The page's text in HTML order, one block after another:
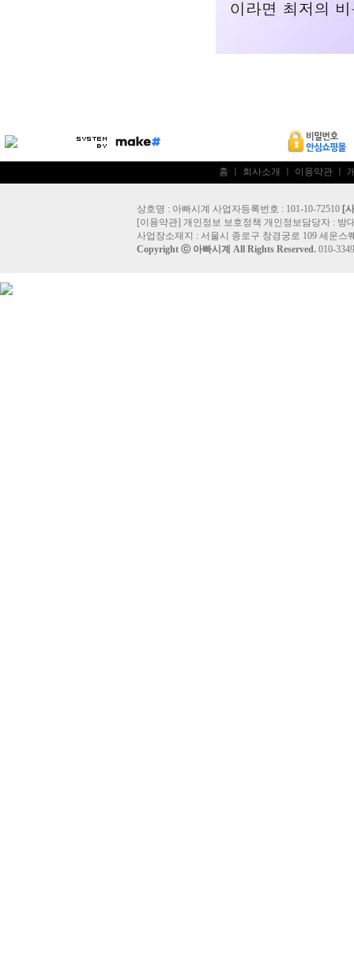
홈 회사소개 이용약관
상호명 : 아빠시계 사업자등록번호 : 101-10-72510 [
[이용약관] 개인정보 보호정책 개인정보담당자 : 방
사업장소재지 : 서울시 종로구 창경궁로 109 세운스
Copyright ⓒ 아빠시계 All Rights Reserved. 010-